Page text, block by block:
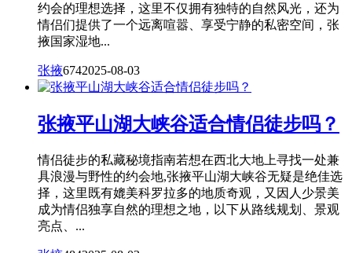
约会的理想选择，这里不仅拥有独特的自然风光，还为
情侣们提供了一个远离喧嚣、享受宁静的私密空间，张
掖国家湿地...
张掖6742025-08-03
张掖平山湖大峡谷适合情侣徒步吗？
情侣徒步的私藏秘境指南若想在西北大地上寻找一处兼
具浪漫与野性的约会地,张掖平山湖大峡谷无疑是绝佳选
择，这里既有媲美科罗拉多的地质奇观，又因人少景美
成为情侣独享自然的理想之地，以下从路线规划、景观
亮点、...